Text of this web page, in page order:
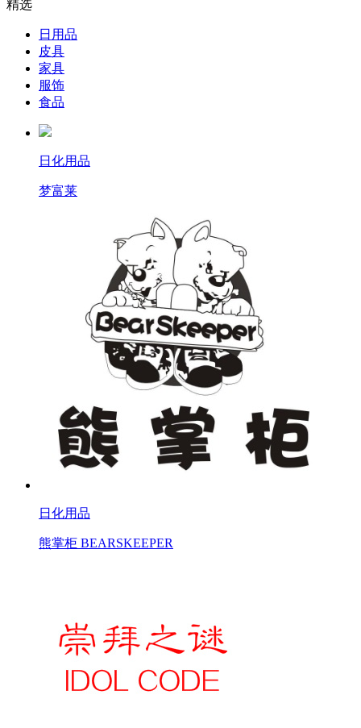
精选
日用品
皮具
家具
服饰
食品
日化用品
梦富莱
日化用品
熊掌柜 BEARSKEEPER